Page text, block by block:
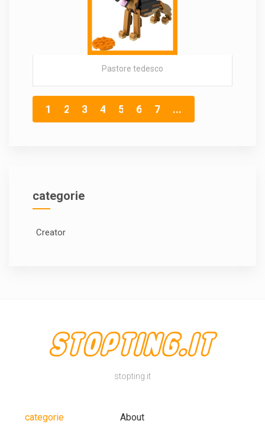
Pastore tedesco
1 2 3 4 5 6 7 ...
categorie
Creator
stopting.it
categorie About